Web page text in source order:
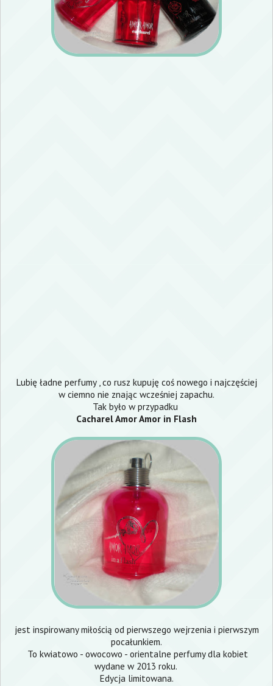
Lubię ładne perfumy , co rusz kupuję coś nowego i najczęściej
w ciemno nie znając wcześniej zapachu.
Tak było w przypadku
Cacharel Amor Amor in Flash
jest inspirowany miłością od pierwszego wejrzenia i pierwszym
pocałunkiem.
To kwiatowo - owocowo - orientalne perfumy dla kobiet
wydane w 2013 roku.
Edycja limitowana.